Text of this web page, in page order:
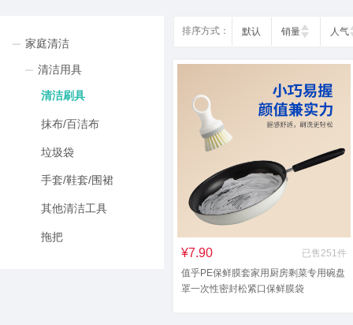
家庭清洁
清洁用具
清洁刷具
抹布/百洁布
垃圾袋
手套/鞋套/围裙
其他清洁工具
拖把
排序方式： 默认 销量 人气
¥7.90
已售251件
值乎PE保鲜膜套家用厨房剩菜专用碗盘
罩一次性密封松紧口保鲜膜袋